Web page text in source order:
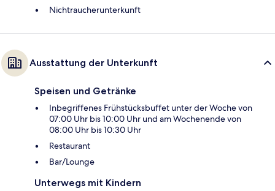
Nichtraucherunterkunft
Ausstattung der Unterkunft
Speisen und Getränke
Inbegriffenes Frühstücksbuffet unter der Woche von
07:00 Uhr bis 10:00 Uhr und am Wochenende von
08:00 Uhr bis 10:30 Uhr
Restaurant
Bar/Lounge
Unterwegs mit Kindern